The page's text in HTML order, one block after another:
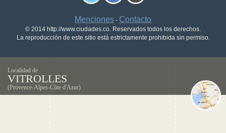
Menciones - Contacto
© 2014 http://www.ciudades.co. Reservados todos los derechos.
La reproducción de este sitio está estrictamente prohibida sin permiso.
Localidad de
VITROLLES
(Provence-Alpes-Côte d'Azur)